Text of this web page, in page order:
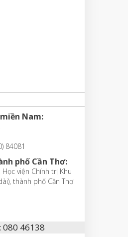
Nam:
84081
phố Cần Thơ:
viện Chính trị Khu
thành phố Cần Thơ
080 46138